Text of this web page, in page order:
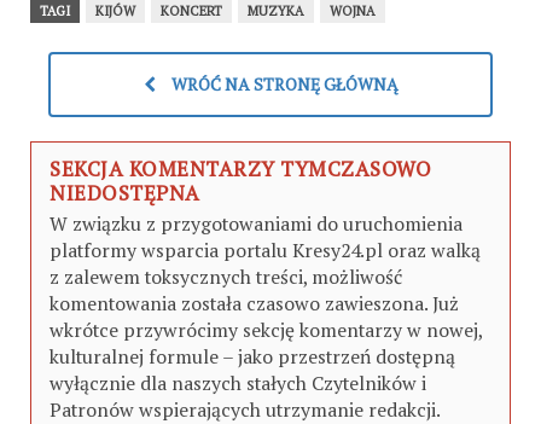
TAGI KIJÓW KONCERT MUZYKA WOJNA
WRÓĆ NA STRONĘ GŁÓWNĄ
SEKCJA KOMENTARZY TYMCZASOWO
NIEDOSTĘPNA
W związku z przygotowaniami do uruchomienia
platformy wsparcia portalu Kresy24.pl oraz walką
z zalewem toksycznych treści, możliwość
komentowania została czasowo zawieszona. Już
wkrótce przywrócimy sekcję komentarzy w nowej,
kulturalnej formule – jako przestrzeń dostępną
wyłącznie dla naszych stałych Czytelników i
Patronów wspierających utrzymanie redakcji.